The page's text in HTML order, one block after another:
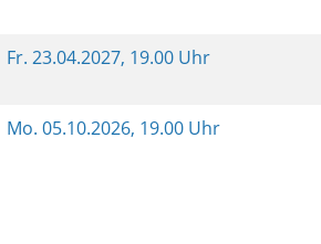
Fr. 23.04.2027, 19.00 Uhr
Mo. 05.10.2026, 19.00 Uhr